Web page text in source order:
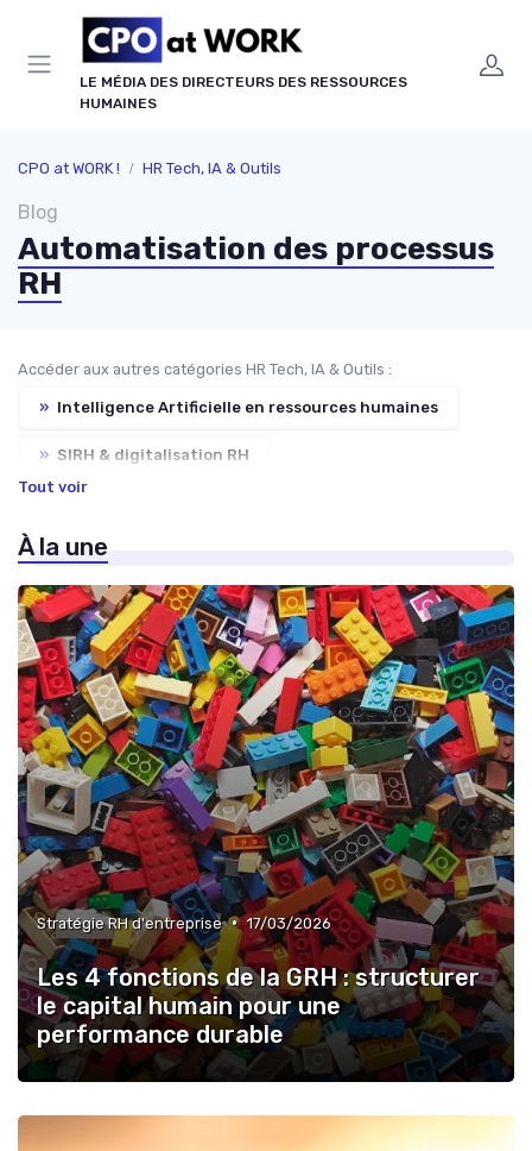
LE MÉDIA DES DIRECTEURS DES RESSOURCES
HUMAINES
CPO at WORK ! HR Tech, IA & Outils
Blog
Automatisation des processus
RH
Accéder aux autres catégories HR Tech, IA & Outils :
» Intelligence Artificielle en ressources humaines
» SIRH & digitalisation RH
» Outils d’évaluation & de feedback
Tout voir
À la une
Stratégie RH d'entreprise • 17/03/2026
Les 4 fonctions de la GRH : structurer
le capital humain pour une
performance durable
Panneau de gestion des cookies